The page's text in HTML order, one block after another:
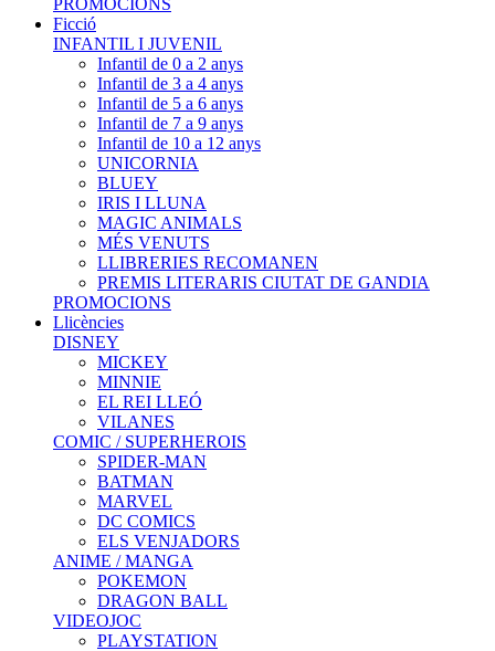
PROMOCIONS
Ficció
INFANTIL I JUVENIL
Infantil de 0 a 2 anys
Infantil de 3 a 4 anys
Infantil de 5 a 6 anys
Infantil de 7 a 9 anys
Infantil de 10 a 12 anys
UNICORNIA
BLUEY
IRIS I LLUNA
MAGIC ANIMALS
MÉS VENUTS
LLIBRERIES RECOMANEN
PREMIS LITERARIS CIUTAT DE GANDIA
PROMOCIONS
Llicències
DISNEY
MICKEY
MINNIE
EL REI LLEÓ
VILANES
COMIC / SUPERHEROIS
SPIDER-MAN
BATMAN
MARVEL
DC COMICS
ELS VENJADORS
ANIME / MANGA
POKEMON
DRAGON BALL
VIDEOJOC
PLAYSTATION